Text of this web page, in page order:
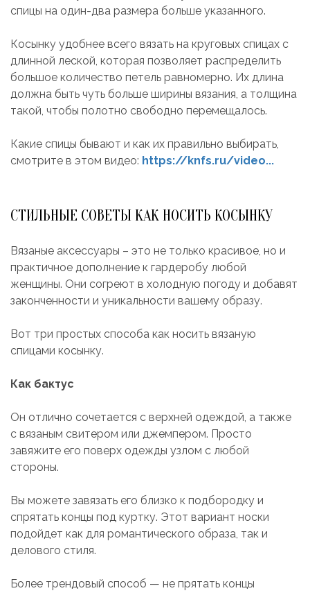
спицы на один-два размера больше указанного.
Косынку удобнее всего вязать на круговых спицах с
длинной леской, которая позволяет распределить
большое количество петель равномерно. Их длина
должна быть чуть больше ширины вязания, а толщина
такой, чтобы полотно свободно перемещалось.
Какие спицы бывают и как их правильно выбирать,
смотрите в этом видео: https://knfs.ru/video...
СТИЛЬНЫЕ СОВЕТЫ КАК НОСИТЬ КОСЫНКУ
Вязаные аксессуары – это не только красивое, но и
практичное дополнение к гардеробу любой
женщины. Они согреют в холодную погоду и добавят
законченности и уникальности вашему образу.
Вот три простых способа как носить вязаную
спицами косынку.
Как бактус
Он отлично сочетается с верхней одеждой, а также
с вязаным свитером или джемпером. Просто
завяжите его поверх одежды узлом с любой
стороны.
Вы можете завязать его близко к подбородку и
спрятать концы под куртку. Этот вариант носки
подойдет как для романтического образа, так и
делового стиля.
Более трендовый способ — не прятать концы